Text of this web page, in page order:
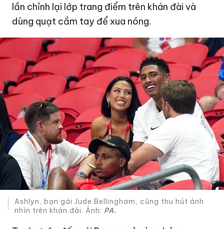
lần chỉnh lại lớp trang điểm trên khán đài và
dùng quạt cầm tay để xua nóng.
Ashlyn, bạn gái Jude Bellingham, cũng thu hút ánh
nhìn trên khán đài. Ảnh: PA.